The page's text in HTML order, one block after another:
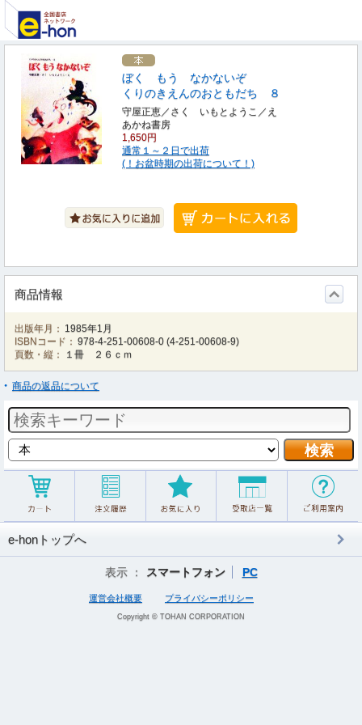
ぼく もう なかないぞ
くりのきえんのおともだち ８
守屋正恵／さく いもとようこ／え
あかね書房
1,650円
通常１～２日で出荷
(！お盆時期の出荷について！)
商品情報
出版年月： 1985年1月
ISBNコード： 978-4-251-00608-0 (4-251-00608-9)
頁数・縦：
１冊 ２６ｃｍ
商品の返品について
e-honトップへ
表示 ： スマートフォン PC
運営会社概要 プライバシーポリシー
Copyright © TOHAN CORPORATION